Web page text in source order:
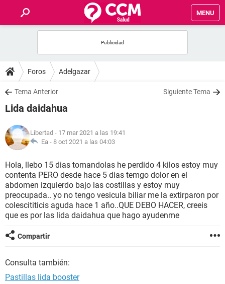
MENU
FOROS
SALUD
NUTRICIÓN
BIENESTAR
SEXUALIDAD
GLOSARIO
Foros Adelgazar
Tema Anterior Siguiente Tema
Lida daidahua
Libertad - 17 mar 2021 a las 19:41
Ea - 8 oct 2021 a las 04:03
Hola, llebo 15 dias tomandolas he perdido 4 kilos estoy muy
contenta PERO desde hace 5 dias temgo dolor en el
abdomen izquierdo bajo las costillas y estoy muy
preocupada.. yo no tengo vesicula biliar me la extirparon por
colescititicis aguda hace 1 año..QUE DEBO HACER, creeis
que es por las lida daidahua que hago ayudenme
Compartir
Consulta también:
Pastillas lida booster